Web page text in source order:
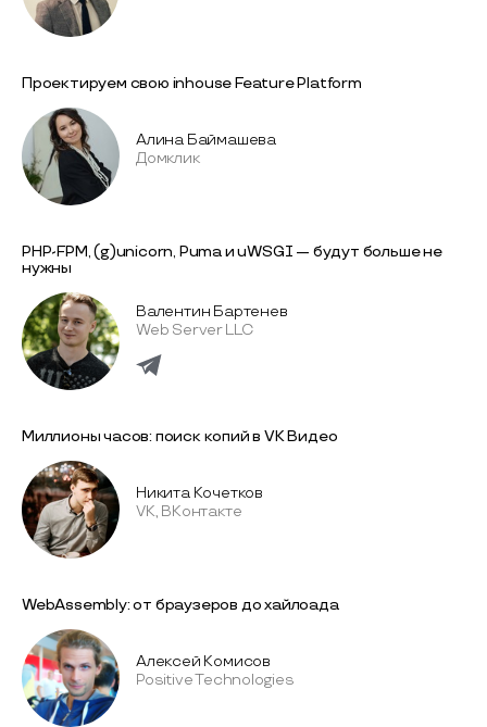
Проектируем свою inhouse Feature Platform
Алина Баймашева
Домклик
PHP-FPM, (g)unicorn, Puma и uWSGI — будут больше не
нужны
Валентин Бартенев
Web Server LLC
Миллионы часов: поиск копий в VK Видео
Никита Кочетков
VK, ВКонтакте
WebAssembly: от браузеров до хайлоада
Алексей Комисов
Positive Technologies